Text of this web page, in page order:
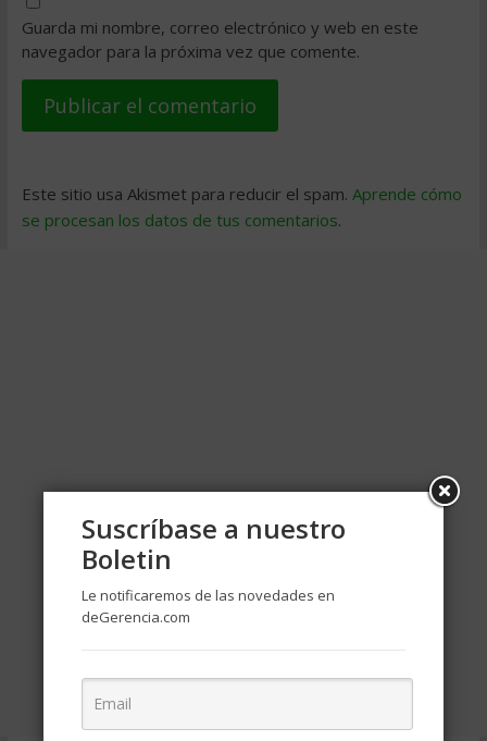
Guarda mi nombre, correo electrónico y web en este
navegador para la próxima vez que comente.
Este sitio usa Akismet para reducir el spam. Aprende cómo
se procesan los datos de tus comentarios.
Suscríbase a nuestro
Boletin
Le notificaremos de las novedades en
deGerencia.com